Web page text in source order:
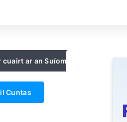
cuairt ar an Suíomh
Cuntas